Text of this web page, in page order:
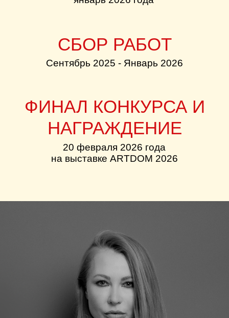
Миссия ARTDOM — открывать
«
Основательница ARTDOM,
креативный директор